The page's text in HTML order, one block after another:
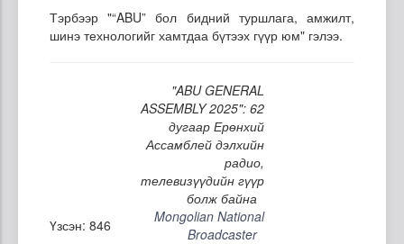
Тэрбээр "“ABU” бол бидний туршлага, амжилт,
шинэ технологийг хамтдаа бүтээх гүүр юм" гэлээ.
"ABU GENERAL
ASSEMBLY 2025": 62
дугаар Ерөнхий
Ассамблей дэлхийн
радио,
телевизүүдийн гүүр
болж байна
Үзсэн: 846
Mongolian National
Broadcaster